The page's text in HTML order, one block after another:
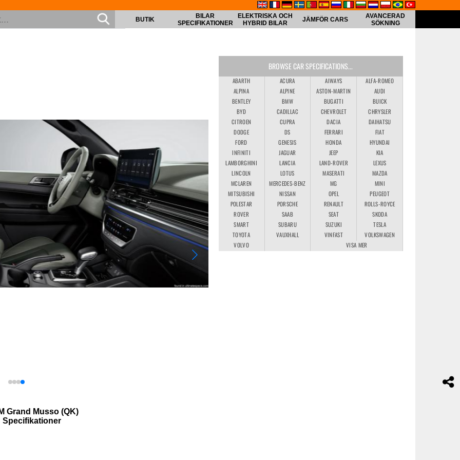
BUTIK
BILAR
SPECIFIKATIONER
ELEKTRISKA OCH
HYBRID BILAR
JÄMFÖR CARS
AVANCERAD
SÖKNING
Grand Musso (QK)
Specifikationer
BROWSE CAR SPECIFICATIONS...
ABARTH ACURA AIWAYS
ALFA-ROMEO
ALPINA
ALPINE ASTON-MARTIN
AUDI
BENTLEY
BMW BUGATTI
BUICK
BYD
CADILLAC CHEVROLET
CHRYSLER
CITROEN
CUPRA DACIA
DAIHATSU
DODGE
DS FERRARI
FIAT
FORD
GENESIS HONDA
HYUNDAI
INFINITI
JAGUAR JEEP
KIA
LAMBORGHINI
LANCIA LAND-ROVER
LEXUS
LINCOLN
LOTUS MASERATI
MAZDA
MCLAREN
MERCEDES-BENZ MG
MINI
MITSUBISHI
NISSAN OPEL
PEUGEOT
POLESTAR
PORSCHE RENAULT
ROLLS-ROYCE
ROVER
SAAB SEAT
SKODA
SMART
SUBARU SUZUKI
TESLA
TOYOTA
VAUXHALL VINFAST
VOLKSWAGEN
VOLVO
VISA MER